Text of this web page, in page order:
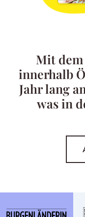
Mit
innerhalb
Jahr lang
was in